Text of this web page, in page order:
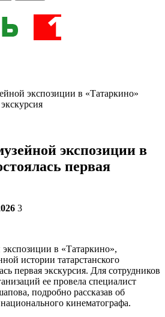
экспозиции в «Татаркино»
экспозиции в
первая
3
в «Татаркино»,
истории татарстанского
первая экскурсия. Для сотрудников
ее провела специалист
подробно рассказав об
кинематографа.